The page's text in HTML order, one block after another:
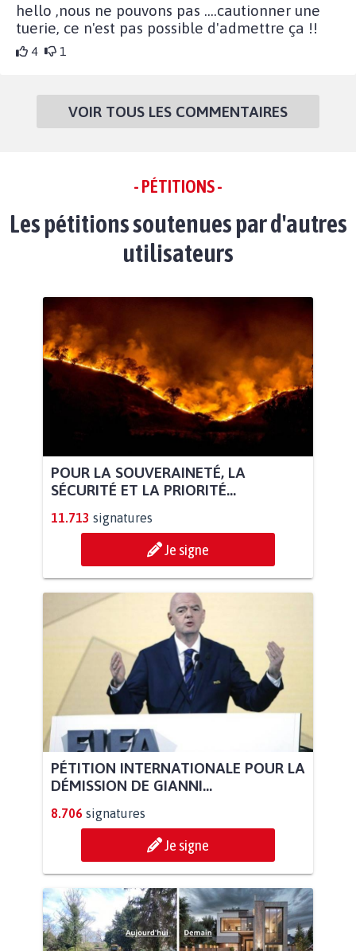
hello ,nous ne pouvons pas ....cautionner une
tuerie, ce n'est pas possible d'admettre ça !!
4 1
VOIR TOUS LES COMMENTAIRES
- PÉTITIONS -
Les pétitions soutenues par d'autres
utilisateurs
POUR LA SOUVERAINETÉ, LA
SÉCURITÉ ET LA PRIORITÉ...
11.713 signatures
Je signe
PÉTITION INTERNATIONALE POUR LA
DÉMISSION DE GIANNI...
8.706 signatures
Je signe